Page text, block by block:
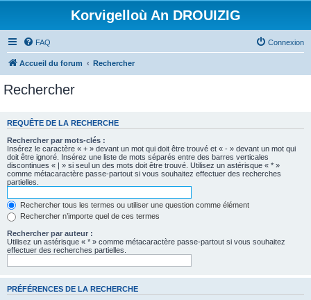
Korvigelloù An DROUIZIG
FAQ Connexion
Accueil du forum Rechercher
Rechercher
REQUÊTE DE LA RECHERCHE
Rechercher par mots-clés :
Insérez le caractère « + » devant un mot qui doit être trouvé et « - » devant un mot qui
doit être ignoré. Insérez une liste de mots séparés entre des barres verticales
discontinues « | » si seul un des mots doit être trouvé. Utilisez un astérisque « * »
comme métacaractère passe-partout si vous souhaitez effectuer des recherches
partielles.
Rechercher tous les termes ou utiliser une question comme élément
Rechercher n’importe quel de ces termes
Rechercher par auteur :
Utilisez un astérisque « * » comme métacaractère passe-partout si vous souhaitez
effectuer des recherches partielles.
PRÉFÉRENCES DE LA RECHERCHE